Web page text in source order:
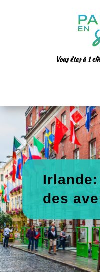
Vous êtes à 1
des